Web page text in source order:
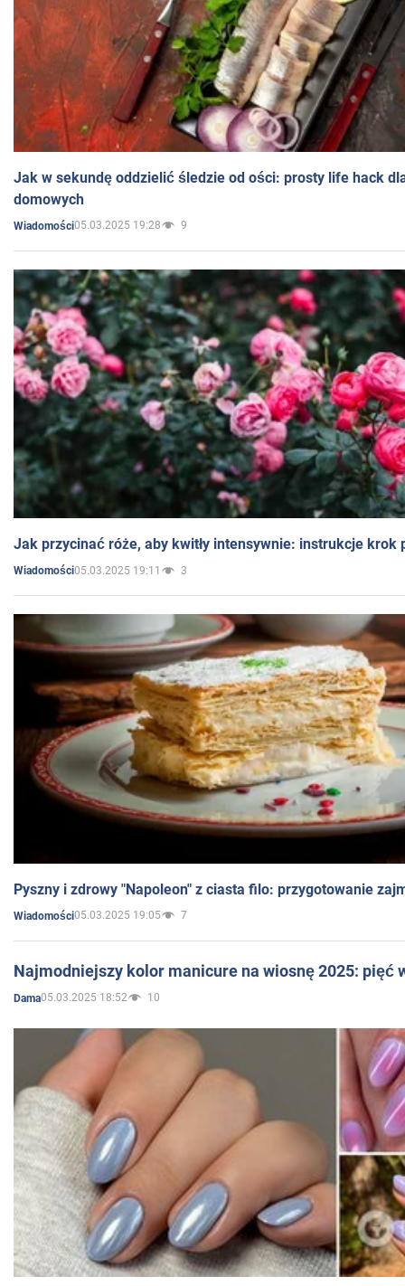
Jak w sekundę oddzielić śledzie od ości: prosty life hack
domowych
Wiadomości05.03.2025 19:28 9
Jak przycinać róże, aby kwitły intensywnie: instrukcje krok
Wiadomości05.03.2025 19:11 3
Pyszny i zdrowy "Napoleon" z ciasta filo: przygotowanie
Wiadomości05.03.2025 19:05 7
Najmodniejszy kolor manicure na wiosnę 2025: pięć
Dama05.03.2025 18:52 10